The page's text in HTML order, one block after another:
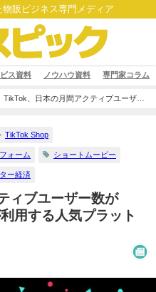
販ビジネス専門メディア
ス資料 ノウハウ資料 専門家コラム
TikTok、日本の月間アクティブユーザー
TikTok Shop
ォーム ショートムービー
ー経済
ィブユーザー数が
用する人気プラット